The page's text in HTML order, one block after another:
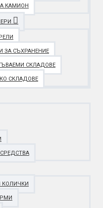
КАМИОН
ЗА СЪХРАНЕНИЕ
СКЛАДОВЕ
СКЛАДОВЕ
КОЛИЧКИ